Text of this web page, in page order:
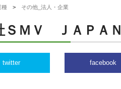
種 > その他_法人・企業
ＳＭＶ ＪＡＰＡＮ
twitter facebook